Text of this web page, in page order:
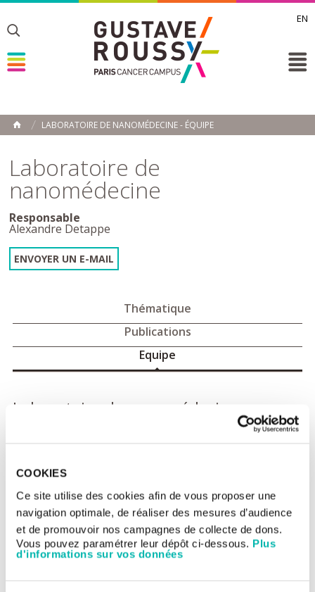
COOKIES
Ce site utilise des cookies afin de vous proposer une
navigation optimale, de réaliser des mesures d’audience
et de promouvoir nos campagnes de collecte de dons.
Vous pouvez paramétrer leur dépôt ci-dessous. Plus
d'informations sur vos données
EN
Toggle
Toggle
ACCUEIL
LABORATOIRE DE NANOMÉDECINE - ÉQUIPE
Laboratoire de
nanomédecine
Responsable
Alexandre Detappe
ENVOYER UN E-MAIL
Thématique
Publications
Equipe
Laboratoire de nanomédecine -
Valeriya, DIMITROVA Lead Scientist